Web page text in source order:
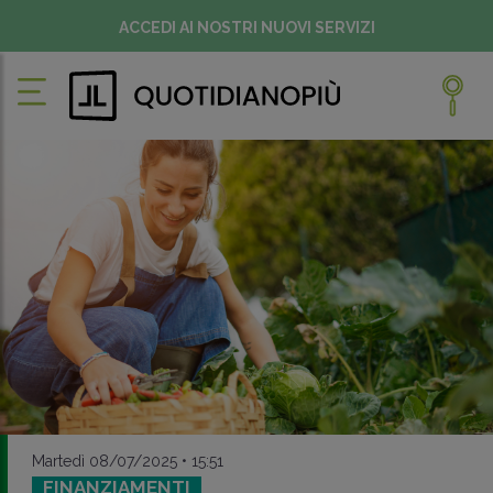
ACCEDI AI NOSTRI NUOVI SERVIZI
Martedì 08/07/2025 • 15:51
FINANZIAMENTI